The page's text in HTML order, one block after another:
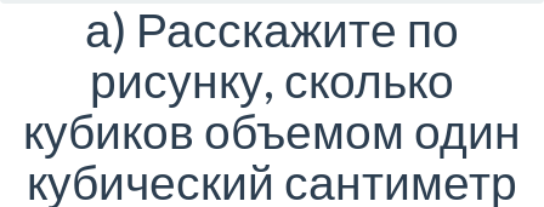
а) Расскажите по
рисунку, сколько
кубиков объемом один
кубический сантиметр